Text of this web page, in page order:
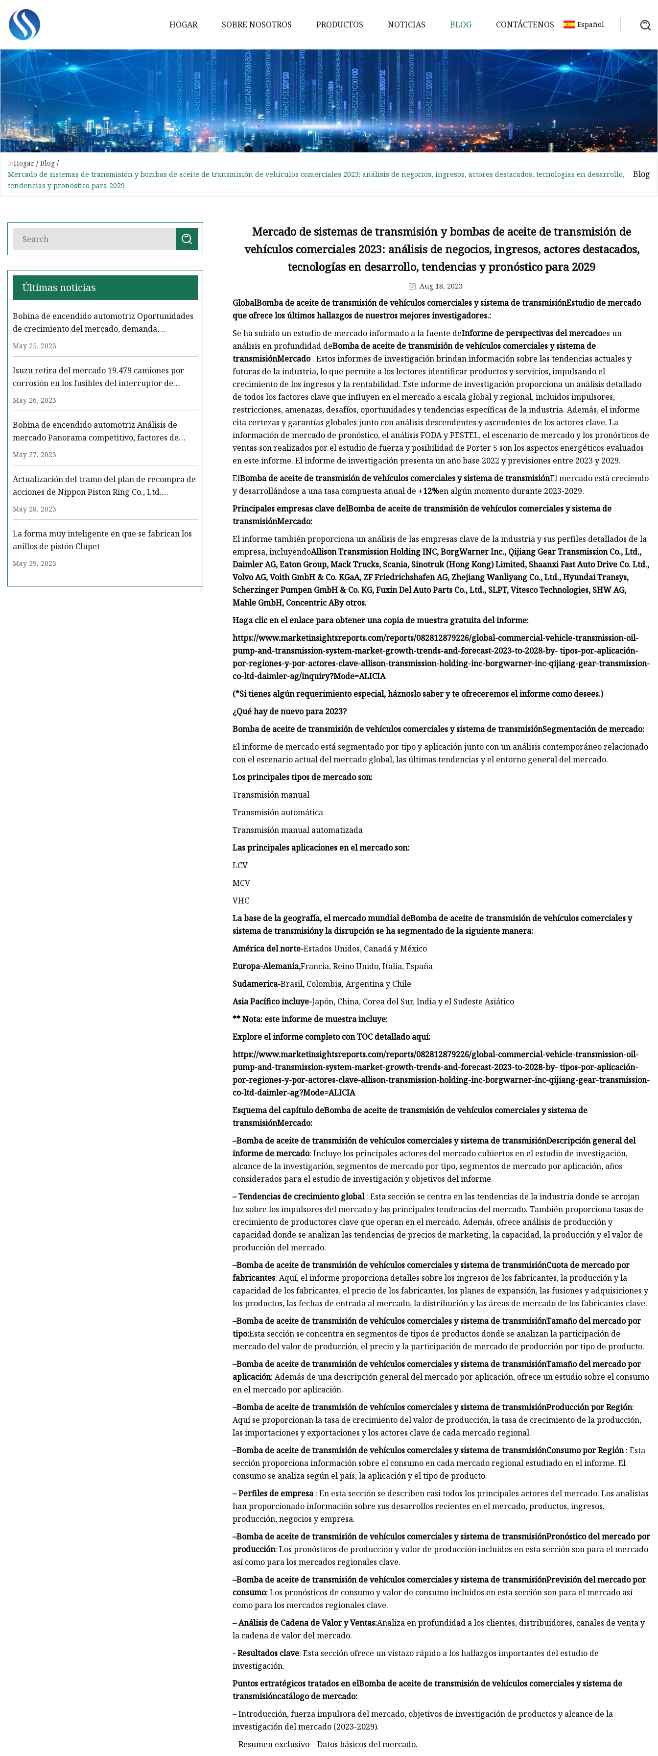
HOGAR SOBRE NOSOTROS PRODUCTOS
Bomba de agua
BUJIAS BOSCH
Bomba de aceite para Honda
Bujía para BMW
Árbol de levas
Bomba de aceite
Bobina de encendido
BUJIAS DENSO
NOTICIAS BLOG CONTÁCTENOS Español
Hogar / Blog /
Mercado de sistemas de transmisión y bombas de aceite de transmisión de vehículos comerciales 2023: análisis de negocios, ingresos, actores destacados, tecnologías en desarrollo,
tendencias y pronóstico para 2029
Blog
Últimas noticias
Bobina de encendido automotriz Oportunidades
de crecimiento del mercado, demanda,
tendencias, análisis de la industria y pronósticos
para 2032
May 25, 2023
Isuzu retira del mercado 19.479 camiones por
corrosión en los fusibles del interruptor de
encendido
May 26, 2023
Bobina de encendido automotriz Análisis de
mercado Panorama competitivo, factores de
crecimiento, ingresos
May 27, 2023
Actualización del tramo del plan de recompra de
acciones de Nippon Piston Ring Co., Ltd.
anunciado el 28 de agosto de 2023.
May 28, 2023
La forma muy inteligente en que se fabrican los
anillos de pistón Clupet
May 29, 2023
Mercado de sistemas de transmisión y bombas de aceite de transmisión de
vehículos comerciales 2023: análisis de negocios, ingresos, actores destacados,
tecnologías en desarrollo, tendencias y pronóstico para 2029
Aug 18, 2023
GlobalBomba de aceite de transmisión de vehículos comerciales y sistema de transmisiónEstudio de mercado
que ofrece los últimos hallazgos de nuestros mejores investigadores.:
Se ha subido un estudio de mercado informado a la fuente deInforme de perspectivas del mercadoes un
análisis en profundidad deBomba de aceite de transmisión de vehículos comerciales y sistema de
transmisiónMercado. Estos informes de investigación brindan información sobre las tendencias actuales y
futuras de la industria, lo que permite a los lectores identificar productos y servicios, impulsando el
crecimiento de los ingresos y la rentabilidad. Este informe de investigación proporciona un análisis detallado
de todos los factores clave que influyen en el mercado a escala global y regional, incluidos impulsores,
restricciones, amenazas, desafíos, oportunidades y tendencias específicas de la industria. Además, el informe
cita certezas y garantías globales junto con análisis descendentes y ascendentes de los actores clave. La
información de mercado de pronóstico, el análisis FODA y PESTEL, el escenario de mercado y los pronósticos de
ventas son realizados por el estudio de fuerza y ​​posibilidad de Porter 5 son los aspectos energéticos evaluados
en este informe. El informe de investigación presenta un año base 2022 y previsiones entre 2023 y 2029.
ElBomba de aceite de transmisión de vehículos comerciales y sistema de transmisiónEl mercado está creciendo
y desarrollándose a una tasa compuesta anual de +12%en algún momento durante 2023-2029.
Principales empresas clave delBomba de aceite de transmisión de vehículos comerciales y sistema de
transmisiónMercado:
El informe también proporciona un análisis de las empresas clave de la industria y sus perfiles detallados de la
empresa, incluyendoAllison Transmission Holding INC, BorgWarner Inc., Qijiang Gear Transmission Co., Ltd.,
Daimler AG, Eaton Group, Mack Trucks, Scania, Sinotruk (Hong Kong) Limited, Shaanxi Fast Auto Drive Co. Ltd.,
Volvo AG, Voith GmbH & Co. KGaA, ZF Friedrichshafen AG, Zhejiang Wanliyang Co., Ltd., Hyundai Transys,
Scherzinger Pumpen GmbH & Co. KG, Fuxin Del Auto Parts Co., Ltd., SLPT, Vitesco Technologies, SHW AG,
Mahle GmbH, Concentric ABy otros.
Haga clic en el enlace para obtener una copia de muestra gratuita del informe:
https://www.marketinsightsreports.com/reports/082812879226/global-commercial-vehicle-transmission-oil-
pump-and-transmission-system-market-growth-trends-and-forecast-2023-to-2028-by- tipos-por-aplicación-
por-regiones-y-por-actores-clave-allison-transmission-holding-inc-borgwarner-inc-qijiang-gear-transmission-
co-ltd-daimler-ag/inquiry?Mode=ALICIA
(*Si tienes algún requerimiento especial, háznoslo saber y te ofreceremos el informe como desees.)
¿Qué hay de nuevo para 2023?
Bomba de aceite de transmisión de vehículos comerciales y sistema de transmisiónSegmentación de mercado:
El informe de mercado está segmentado por tipo y aplicación junto con un análisis contemporáneo relacionado
con el escenario actual del mercado global, las últimas tendencias y el entorno general del mercado.
Los principales tipos de mercado son:
Transmisión manual
Transmisión automática
Transmisión manual automatizada
Las principales aplicaciones en el mercado son:
LCV
MCV
VHC
La base de la geografía, el mercado mundial deBomba de aceite de transmisión de vehículos comerciales y
sistema de transmisióny la disrupción se ha segmentado de la siguiente manera:
América del norte-Estados Unidos, Canadá y México
Europa-Alemania,Francia, Reino Unido, Italia, España
Sudamerica-Brasil, Colombia, Argentina y Chile
Asia Pacífico incluye-Japón, China, Corea del Sur, India y el Sudeste Asiático
** Nota: este informe de muestra incluye:
Explore el informe completo con TOC detallado aquí:
https://www.marketinsightsreports.com/reports/082812879226/global-commercial-vehicle-transmission-oil-
pump-and-transmission-system-market-growth-trends-and-forecast-2023-to-2028-by- tipos-por-aplicación-
por-regiones-y-por-actores-clave-allison-transmission-holding-inc-borgwarner-inc-qijiang-gear-transmission-
co-ltd-daimler-ag?Mode=ALICIA
Esquema del capítulo deBomba de aceite de transmisión de vehículos comerciales y sistema de
transmisiónMercado:
–Bomba de aceite de transmisión de vehículos comerciales y sistema de transmisiónDescripción general del
informe de mercado: Incluye los principales actores del mercado cubiertos en el estudio de investigación,
alcance de la investigación, segmentos de mercado por tipo, segmentos de mercado por aplicación, años
considerados para el estudio de investigación y objetivos del informe.
– Tendencias de crecimiento global: Esta sección se centra en las tendencias de la industria donde se arrojan
luz sobre los impulsores del mercado y las principales tendencias del mercado. También proporciona tasas de
crecimiento de productores clave que operan en el mercado. Además, ofrece análisis de producción y
capacidad donde se analizan las tendencias de precios de marketing, la capacidad, la producción y el valor de
producción del mercado.
–Bomba de aceite de transmisión de vehículos comerciales y sistema de transmisiónCuota de mercado por
fabricantes: Aquí, el informe proporciona detalles sobre los ingresos de los fabricantes, la producción y la
capacidad de los fabricantes, el precio de los fabricantes, los planes de expansión, las fusiones y adquisiciones y
los productos, las fechas de entrada al mercado, la distribución y las áreas de mercado de los fabricantes clave.
–Bomba de aceite de transmisión de vehículos comerciales y sistema de transmisiónTamaño del mercado por
tipo:Esta sección se concentra en segmentos de tipos de productos donde se analizan la participación de
mercado del valor de producción, el precio y la participación de mercado de producción por tipo de producto.
–Bomba de aceite de transmisión de vehículos comerciales y sistema de transmisiónTamaño del mercado por
aplicación: Además de una descripción general del mercado por aplicación, ofrece un estudio sobre el consumo
en el mercado por aplicación.
–Bomba de aceite de transmisión de vehículos comerciales y sistema de transmisiónProducción por Región:
Aquí se proporcionan la tasa de crecimiento del valor de producción, la tasa de crecimiento de la producción,
las importaciones y exportaciones y los actores clave de cada mercado regional.
–Bomba de aceite de transmisión de vehículos comerciales y sistema de transmisiónConsumo por Región: Esta
sección proporciona información sobre el consumo en cada mercado regional estudiado en el informe. El
consumo se analiza según el país, la aplicación y el tipo de producto.
– Perfiles de empresa: En esta sección se describen casi todos los principales actores del mercado. Los analistas
han proporcionado información sobre sus desarrollos recientes en el mercado, productos, ingresos,
producción, negocios y empresa.
–Bomba de aceite de transmisión de vehículos comerciales y sistema de transmisiónPronóstico del mercado por
producción: Los pronósticos de producción y valor de producción incluidos en esta sección son para el mercado
así como para los mercados regionales clave.
–Bomba de aceite de transmisión de vehículos comerciales y sistema de transmisiónPrevisión del mercado por
consumo: Los pronósticos de consumo y valor de consumo incluidos en esta sección son para el mercado así
como para los mercados regionales clave.
– Análisis de Cadena de Valor y Ventas:Analiza en profundidad a los clientes, distribuidores, canales de venta y
la cadena de valor del mercado.
- Resultados clave: Esta sección ofrece un vistazo rápido a los hallazgos importantes del estudio de
investigación.
Puntos estratégicos tratados en elBomba de aceite de transmisión de vehículos comerciales y sistema de
transmisióncatálogo de mercado:
– Introducción, fuerza impulsora del mercado, objetivos de investigación de productos y alcance de la
investigación del mercado (2023-2029).
– Resumen exclusivo – Datos básicos del mercado.